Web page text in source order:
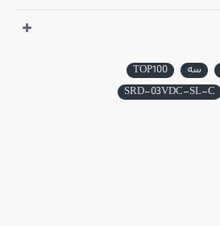
سه
TOP100
SRD-03VDC-SL-C